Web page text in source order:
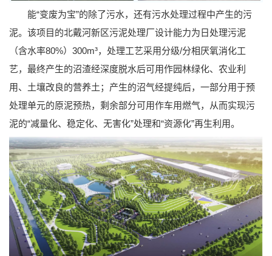
能“变废为宝”的除了污水，还有污水处理过程中产生的污
泥。该项目的北戴河新区污泥处理厂设计能力为日处理污泥
（含水率80%）300m³，处理工艺采用分级/分相厌氧消化工
艺，最终产生的沼渣经深度脱水后可用作园林绿化、农业利
用、土壤改良的营养土；产生的沼气经提纯后，一部分用于预
处理单元的原泥预热，剩余部分可用作车用燃气，从而实现污
泥的“减量化、稳定化、无害化”处理和“资源化”再生利用。